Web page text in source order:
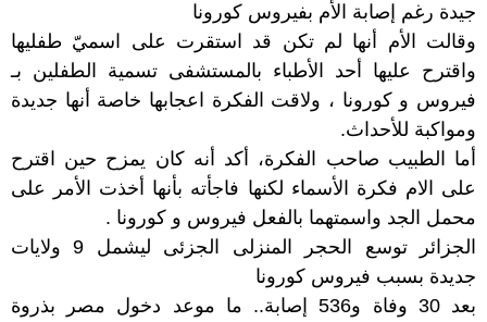
جيدة رغم إصابة الأم بفيروس كورونا
وقالت الأم أنها لم تكن قد استقرت على اسميّ طفليها
واقترح عليها أحد الأطباء بالمستشفى تسمية الطفلين بـ
فيروس و كورونا ، ولاقت الفكرة اعجابها خاصة أنها جديدة
ومواكبة للأحداث.
أما الطبيب صاحب الفكرة، أكد أنه كان يمزح حين اقترح
على الام فكرة الأسماء لكنها فاجأته بأنها أخذت الأمر على
محمل الجد واسمتهما بالفعل فيروس و كورونا .
الجزائر توسع الحجر المنزلى الجزئى ليشمل 9 ولايات
جديدة بسبب فيروس كورونا
بعد 30 وفاة و536 إصابة.. ما موعد دخول مصر بذروة